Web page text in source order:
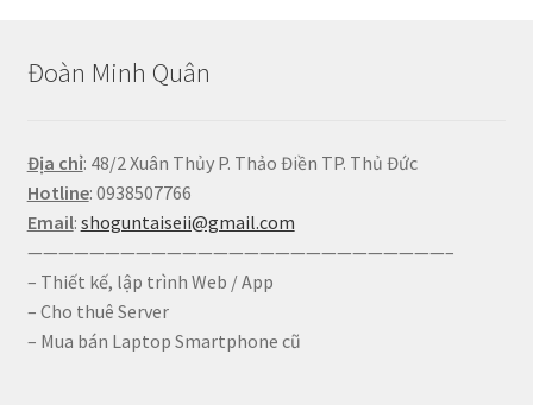
Đoàn Minh Quân
Địa chỉ: 48/2 Xuân Thủy P. Thảo Điền TP. Thủ Đức
Hotline: 0938507766
Email: shoguntaiseii@gmail.com
———————————————————————————–
– Thiết kế, lập trình Web / App
– Cho thuê Server
– Mua bán Laptop Smartphone cũ